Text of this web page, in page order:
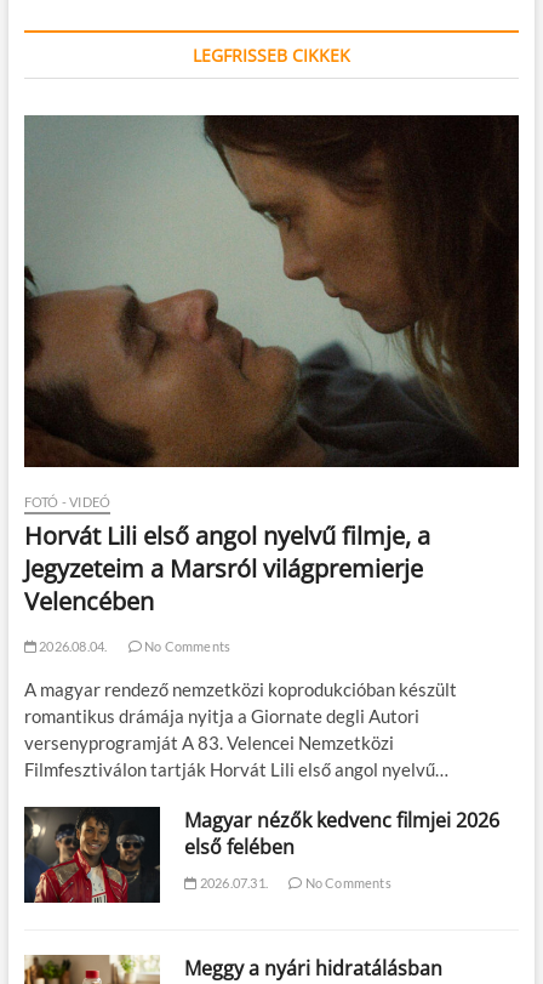
LEGFRISSEB CIKKEK
FOTÓ - VIDEÓ
Horvát Lili első angol nyelvű filmje, a
Jegyzeteim a Marsról világpremierje
Velencében
2026.08.04. No Comments
A magyar rendező nemzetközi koprodukcióban készült
romantikus drámája nyitja a Giornate degli Autori
versenyprogramját A 83. Velencei Nemzetközi
Filmfesztiválon tartják Horvát Lili első angol nyelvű…
Magyar nézők kedvenc filmjei 2026
első felében
2026.07.31. No Comments
Meggy a nyári hidratálásban